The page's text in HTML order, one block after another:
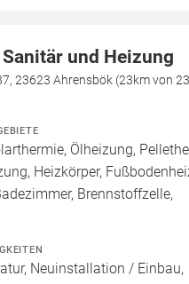
und Heizung
23623 Ahrensbök (23km von
Ölheizung,
Heizkörper,
Brennstoffzelle,
Neuinstallation / Einbau,